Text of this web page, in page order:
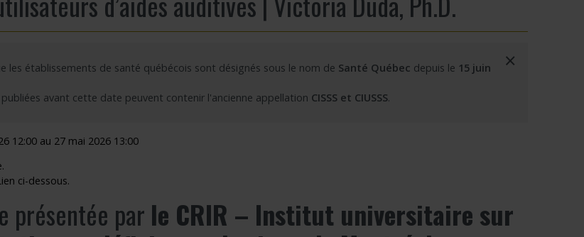
Outils
les établissements de santé québécois sont désignés sous le nom de Santé Québec depuis le 15 juin
avant cette date peuvent contenir l'ancienne appellation CISSS et CIUSSS.
×
12:00 au 27 mai 2026 13:00
ci-dessous.
présentée par le CRIR – Institut universitaire sur